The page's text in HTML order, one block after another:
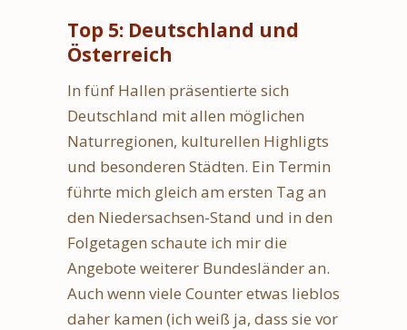
Top 5: Deutschland und
Österreich
In fünf Hallen präsentierte sich
Deutschland mit allen möglichen
Naturregionen, kulturellen Highligts
und besonderen Städten. Ein Termin
führte mich gleich am ersten Tag an
den Niedersachsen-Stand und in den
Folgetagen schaute ich mir die
Angebote weiterer Bundesländer an.
Auch wenn viele Counter etwas lieblos
daher kamen (ich weiß ja, dass sie vor